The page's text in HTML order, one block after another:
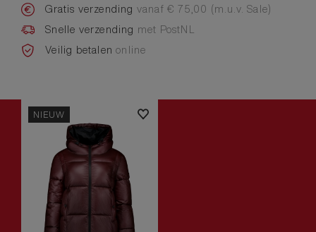
Gratis verzending vanaf € 75,00 (m.u.v. Sale)
Snelle verzending met PostNL
Veilig betalenonline
NIEUW